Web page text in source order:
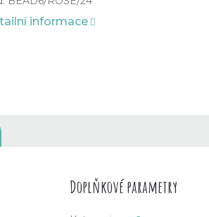
informace
Doplňkové parametry